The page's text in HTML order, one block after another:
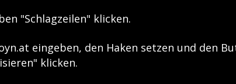
"Schlagzeilen" klicken.
eingeben, den Haken setzen und den
klicken.